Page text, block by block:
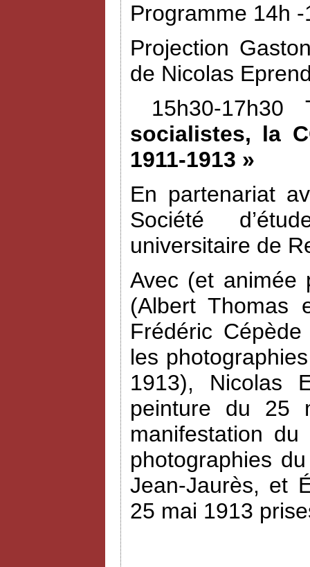
Programme 14h
Projection
de Nicolas
15h30-
socialistes, la
1911-1913 »
En partenariat
Société
universitaire de
Avec (et animée
(Albert Thomas
Frédéric
les
1913), Nicolas
peinture du 25
manifestation
photographies
Jean-Jaurès, et
25 mai 1913